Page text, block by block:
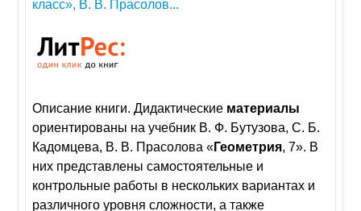
класс», В. В. Прасолов...
Описание книги. Дидактические материалы
ориентированы на учебник В. Ф. Бутузова, С. Б.
Кадомцева, В. В. Прасолова «Геометрия, 7». В
них представлены самостоятельные и
контрольные работы в нескольких вариантах и
различного уровня сложности, а также